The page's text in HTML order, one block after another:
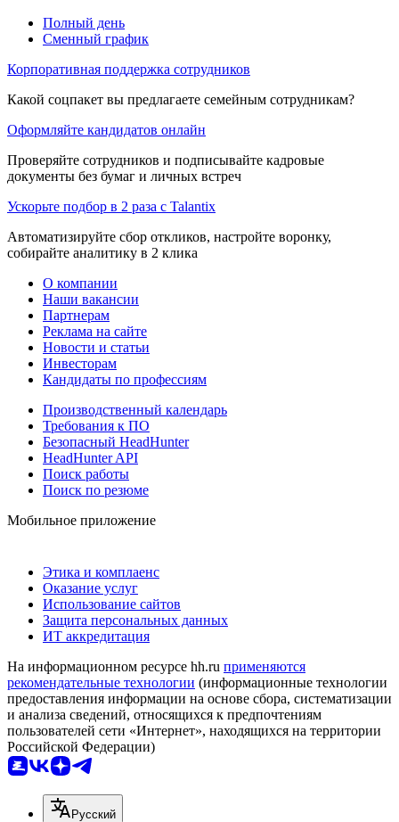
Полный день
Сменный график
Корпоративная поддержка сотрудников
Какой соцпакет вы предлагаете семейным сотрудникам?
Оформляйте кандидатов онлайн
Проверяйте сотрудников и подписывайте кадровые
документы без бумаг и личных встреч
Ускорьте подбор в 2 раза с Talantix
Автоматизируйте сбор откликов, настройте воронку,
собирайте аналитику в 2 клика
О компании
Наши вакансии
Партнерам
Реклама на сайте
Новости и статьи
Инвесторам
Кандидаты по профессиям
Производственный календарь
Требования к ПО
Безопасный HeadHunter
HeadHunter API
Поиск работы
Поиск по резюме
Мобильное приложение
Этика и комплаенс
Оказание услуг
Использование сайтов
Защита персональных данных
ИТ аккредитация
На информационном ресурсе hh.ru применяются
рекомендательные технологии (информационные технологии
предоставления информации на основе сбора, систематизации
и анализа сведений, относящихся к предпочтениям
пользователей сети «Интернет», находящихся на территории
Российской Федерации)
Русский